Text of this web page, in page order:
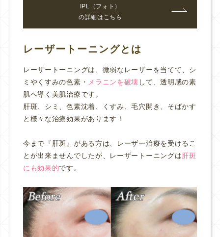
IPL（フォト）
の詳細はこちら
レーザートーニングとは
レーザートーニングは、微弱なレーザーを当てて、シ
ミやくすみの色素・ メラニンを破壊 して、透明感の素
肌へ導く美肌治療です。
肝斑、シミ、色素沈着、くすみ、毛穴開き、そばかす
と様々な治療効果があります！
今まで『肝斑』がある方は、レーザー治療を受けるこ
とが出来ませんでしたが、レーザートーニングは肝斑
にも効果的です。